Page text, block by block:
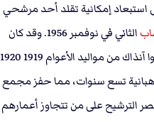
استبعاد إمكانية تقلد أحد مرشحي
الثاني في نوفمبر 1956. وقد كان
مرشحو مدارس الأحد الثلاثة الذين ظهروا آنذاك من مواليد الأعوام 1919 1920
الرهبانية تسع سنوات، مما حفز مجمع
الترشيح على من تتجاوز أعمارهم